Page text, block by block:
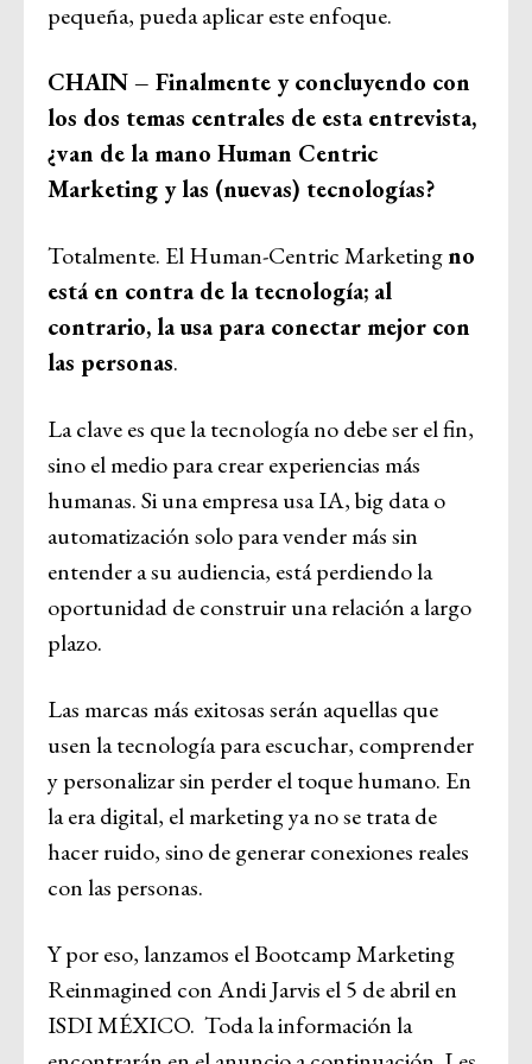
pequeña, pueda aplicar este enfoque.
CHAIN – Finalmente y concluyendo con
los dos temas centrales de esta entrevista,
¿van de la mano Human Centric
Marketing y las (nuevas) tecnologías?
Totalmente. El Human-Centric Marketingno
está en contra de la tecnología; al
contrario, la usa para conectar mejor con
las personas.
La clave es que la tecnología no debe ser el fin,
sino el medio para crear experiencias más
humanas. Si una empresa usa IA, big data o
automatización solo para vender más sin
entender a su audiencia, está perdiendo la
oportunidad de construir una relación a largo
plazo.
Las marcas más exitosas serán aquellas que
usen la tecnología para escuchar, comprender
y personalizar sin perder el toque humano. En
la era digital, el marketing ya no se trata de
hacer ruido, sino de generar conexiones reales
con las personas.
Y por eso, lanzamos el Bootcamp Marketing
Reinmagined con Andi Jarvis el 5 de abril en
ISDI MÉXICO. Toda la información la